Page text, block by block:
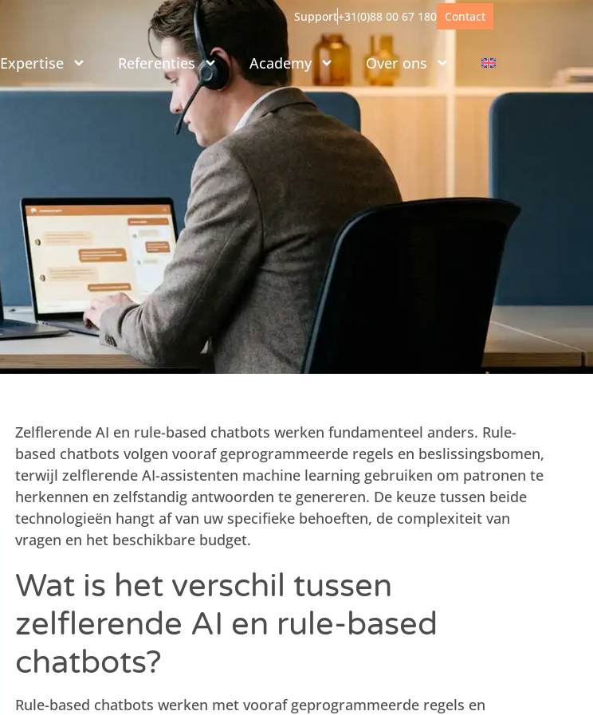
Support+31(0)88 00 67 180 Contact
Expertise Referenties Academy Over ons
Zelflerende AI en rule-based chatbots werken fundamenteel anders. Rule-
based chatbots volgen vooraf geprogrammeerde regels en beslissingsbomen,
terwijl zelflerende AI-assistenten machine learning gebruiken om patronen te
herkennen en zelfstandig antwoorden te genereren. De keuze tussen beide
technologieën hangt af van uw specifieke behoeften, de complexiteit van
vragen en het beschikbare budget.
Wat is het verschil tussen
zelflerende AI en rule-based
chatbots?
Rule-based chatbots werken met vooraf geprogrammeerde regels en